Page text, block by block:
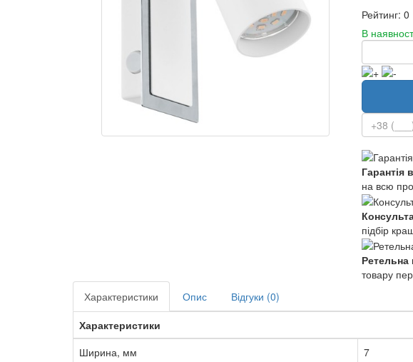
Рейтинг: 0
В
Гарантія
на всю
підбір
Ретельна
товару
Характеристики
Опис
Відгуки (0)
Характеристики
Ширина, мм
7